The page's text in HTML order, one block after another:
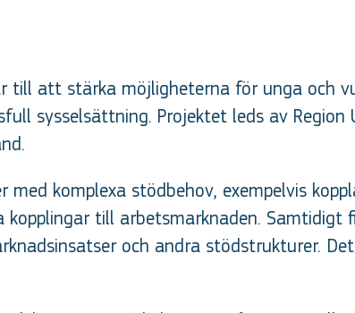
till att stärka möjligheterna för unga och
sysselsättning. Projektet leds av Region
komplexa stödbehov, exempelvis
till arbetsmarknaden. Samtidigt
och andra stödstrukturer.